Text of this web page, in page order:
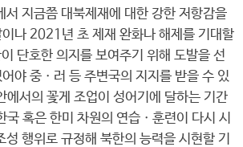
서 지금쯤 대북제재에 대한 강한 저항감을
나 2021년 초 제재 완화나 해제를 기대할
단호한 의지를 보여주기 위해 도발을 선
어야 중ㆍ러 등 주변국의 지지를 받을 수 있
서의 꽃게 조업이 성어기에 달하는 기간
혹은 한미 차원의 연습ㆍ훈련이 다시 시
행위로 규정해 북한의 능력을 시현할 기